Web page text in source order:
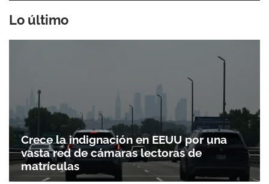
Gracias por suscribirte a nuestro boletín.
Lo último
Crece la indignación en EEUU por una
vasta red de cámaras lectoras de
matrículas